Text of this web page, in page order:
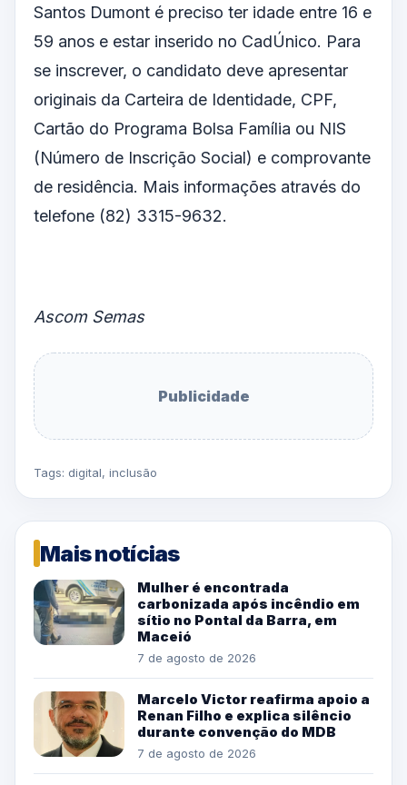
Santos Dumont é preciso ter idade entre 16 e
59 anos e estar inserido no CadÚnico. Para
se inscrever, o candidato deve apresentar
originais da Carteira de Identidade, CPF,
Cartão do Programa Bolsa Família ou NIS
(Número de Inscrição Social) e comprovante
de residência. Mais informações através do
telefone (82) 3315-9632.
Ascom Semas
Publicidade
Tags: digital, inclusão
Mais notícias
Mulher é encontrada
carbonizada após incêndio em
sítio no Pontal da Barra, em
Maceió
7 de agosto de 2026
Marcelo Victor reafirma apoio a
Renan Filho e explica silêncio
durante convenção do MDB
7 de agosto de 2026